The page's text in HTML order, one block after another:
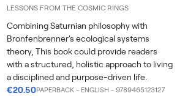
LESSONS FROM THE COSMIC RINGS
Combining Saturnian philosophy with
Bronfenbrenner's ecological systems
theory, This book could provide readers
with a structured, holistic approach to living
a disciplined and purpose-driven life.
€20.50PAPERBACK - ENGLISH - 9789465123127